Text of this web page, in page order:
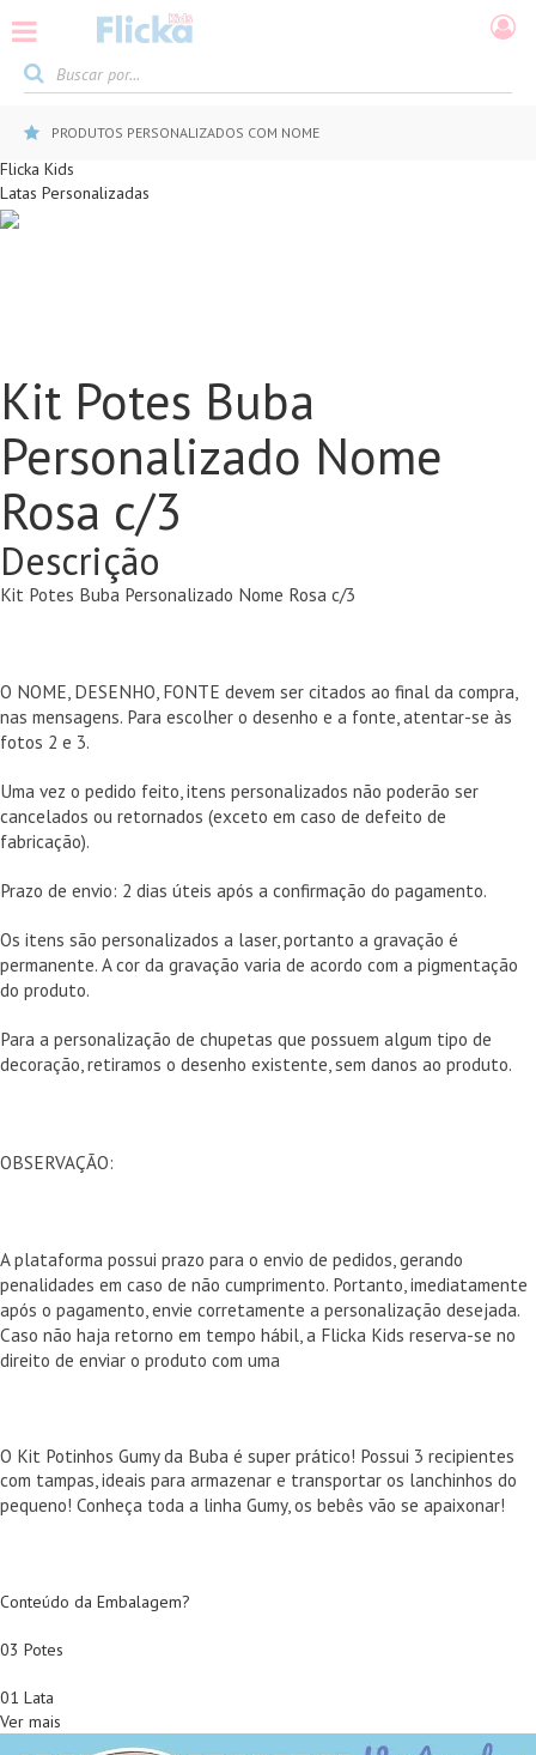
PRODUTOS PERSONALIZADOS COM NOME
Flicka Kids
Latas Personalizadas
Kit Potes Buba
Personalizado Nome
Rosa c/3
Descrição
Kit Potes Buba Personalizado Nome Rosa c/3
O NOME, DESENHO, FONTE devem ser citados ao final da compra,
nas mensagens. Para escolher o desenho e a fonte, atentar-se às
fotos 2 e 3.
Uma vez o pedido feito, itens personalizados não poderão ser
cancelados ou retornados (exceto em caso de defeito de
fabricação).
Prazo de envio: 2 dias úteis após a confirmação do pagamento.
Os itens são personalizados a laser, portanto a gravação é
permanente. A cor da gravação varia de acordo com a pigmentação
do produto.
Para a personalização de chupetas que possuem algum tipo de
decoração, retiramos o desenho existente, sem danos ao produto.
OBSERVAÇÃO:
A plataforma possui prazo para o envio de pedidos, gerando
penalidades em caso de não cumprimento. Portanto, imediatamente
após o pagamento, envie corretamente a personalização desejada.
Caso não haja retorno em tempo hábil, a Flicka Kids reserva-se no
direito de enviar o produto com uma
O Kit Potinhos Gumy da Buba é super prático! Possui 3 recipientes
com tampas, ideais para armazenar e transportar os lanchinhos do
pequeno! Conheça toda a linha Gumy, os bebês vão se apaixonar!
Conteúdo da Embalagem?
03 Potes
01 Lata
Ver mais